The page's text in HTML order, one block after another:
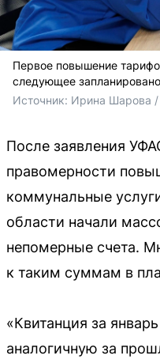
Первое повышение
следующее
Источник: Ирина Шарова /
После заявления
правомерности
коммунальные
области начали
непомерные счета.
к таким суммам в
«Квитанция за
аналогичную за